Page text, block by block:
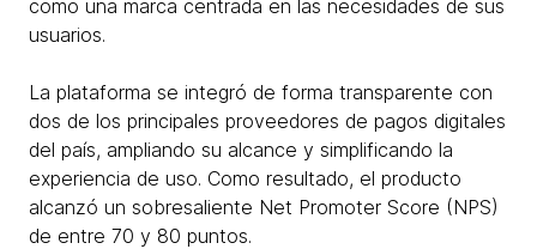
como una marca centrada en las necesidades de sus
usuarios.
La plataforma se integró de forma transparente con
dos de los principales proveedores de pagos digitales
del país, ampliando su alcance y simplificando la
experiencia de uso. Como resultado, el producto
alcanzó un sobresaliente Net Promoter Score (NPS)
de entre 70 y 80 puntos.